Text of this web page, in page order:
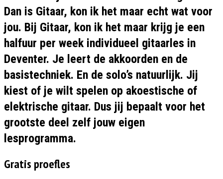
Dan is Gitaar, kon ik het maar echt wat voor
jou. Bij Gitaar, kon ik het maar krijg je een
halfuur per week individueel gitaarles in
Deventer. Je leert de akkoorden en de
basistechniek. En de solo’s natuurlijk. Jij
kiest of je wilt spelen op akoestische of
elektrische gitaar. Dus jij bepaalt voor het
grootste deel zelf jouw eigen
lesprogramma.
Gratis proefles